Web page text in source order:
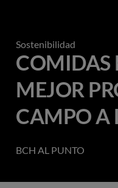
Sostenibilidad
COMIDAS
MEJOR
CAMPO A
BCH AL PUNTO